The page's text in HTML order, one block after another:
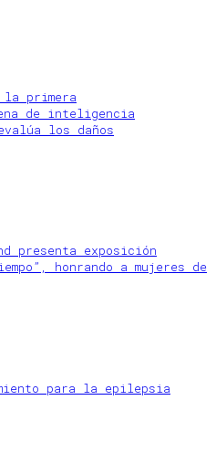
la primera
de inteligencia
los daños
presenta exposición
honrando a mujeres de
para la epilepsia